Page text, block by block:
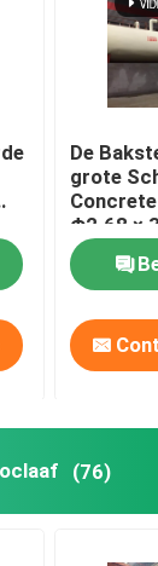
De
grote
Φ2.68 ×
de
(76)